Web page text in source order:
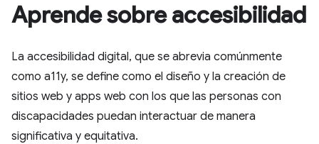
Aprende sobre accesibilidad
La accesibilidad digital, que se abrevia comúnmente
como a11y, se define como el diseño y la creación de
sitios web y apps web con los que las personas con
discapacidades puedan interactuar de manera
significativa y equitativa.